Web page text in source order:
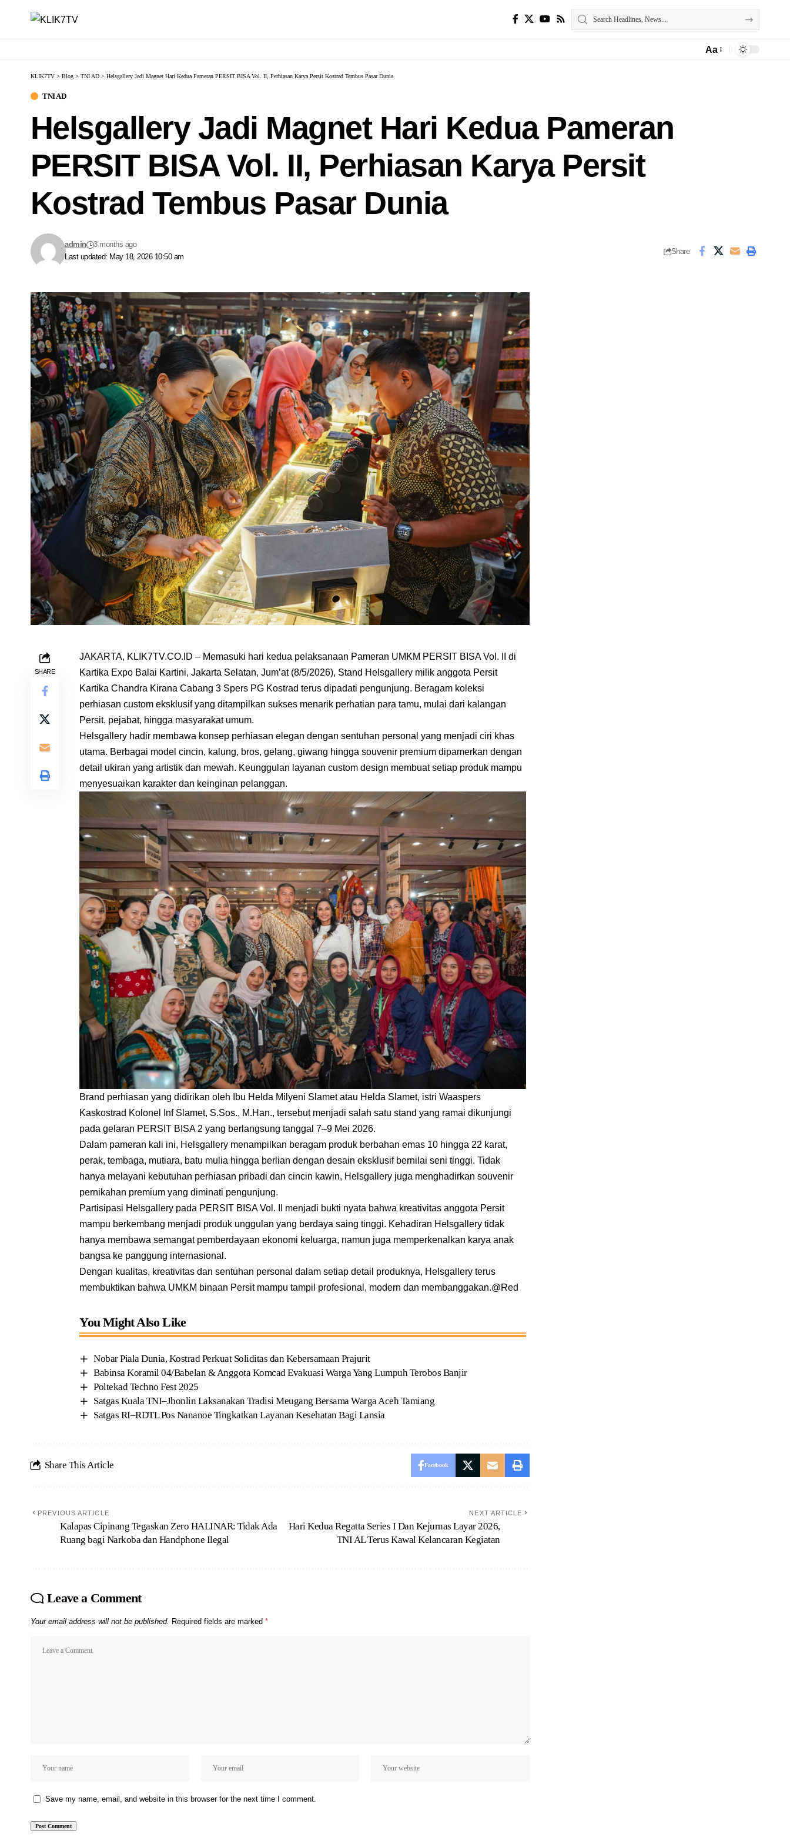
Aa
KLIK7TV > Blog > TNI AD > Helsgallery Jadi Magnet Hari Kedua Pameran PERSIT BISA Vol. II, Perhiasan Karya Persit Kostrad Tembus Pasar Dunia
TNI AD
Helsgallery Jadi Magnet Hari Kedua Pameran
PERSIT BISA Vol. II, Perhiasan Karya Persit
Kostrad Tembus Pasar Dunia
Last updated: May 18, 2026 10:50 am
admin 3 months ago
Share
SHARE
JAKARTA, KLIK7TV.CO.ID – Memasuki hari kedua pelaksanaan Pameran UMKM PERSIT BISA Vol. II di
Kartika Expo Balai Kartini, Jakarta Selatan, Jum’at (8/5/2026), Stand Helsgallery milik anggota Persit
Kartika Chandra Kirana Cabang 3 Spers PG Kostrad terus dipadati pengunjung. Beragam koleksi
perhiasan custom eksklusif yang ditampilkan sukses menarik perhatian para tamu, mulai dari kalangan
Persit, pejabat, hingga masyarakat umum.
Helsgallery hadir membawa konsep perhiasan elegan dengan sentuhan personal yang menjadi ciri khas
utama. Berbagai model cincin, kalung, bros, gelang, giwang hingga souvenir premium dipamerkan dengan
detail ukiran yang artistik dan mewah. Keunggulan layanan custom design membuat setiap produk mampu
menyesuaikan karakter dan keinginan pelanggan.
Brand perhiasan yang didirikan oleh Ibu Helda Milyeni Slamet atau Helda Slamet, istri Waaspers
Kaskostrad Kolonel Inf Slamet, S.Sos., M.Han., tersebut menjadi salah satu stand yang ramai dikunjungi
pada gelaran PERSIT BISA 2 yang berlangsung tanggal 7–9 Mei 2026.
Dalam pameran kali ini, Helsgallery menampilkan beragam produk berbahan emas 10 hingga 22 karat,
perak, tembaga, mutiara, batu mulia hingga berlian dengan desain eksklusif bernilai seni tinggi. Tidak
hanya melayani kebutuhan perhiasan pribadi dan cincin kawin, Helsgallery juga menghadirkan souvenir
pernikahan premium yang diminati pengunjung.
Partisipasi Helsgallery pada PERSIT BISA Vol. II menjadi bukti nyata bahwa kreativitas anggota Persit
mampu berkembang menjadi produk unggulan yang berdaya saing tinggi. Kehadiran Helsgallery tidak
hanya membawa semangat pemberdayaan ekonomi keluarga, namun juga memperkenalkan karya anak
bangsa ke panggung internasional.
Dengan kualitas, kreativitas dan sentuhan personal dalam setiap detail produknya, Helsgallery terus
membuktikan bahwa UMKM binaan Persit mampu tampil profesional, modern dan membanggakan.@Red
You Might Also Like
Nobar Piala Dunia, Kostrad Perkuat Soliditas dan Kebersamaan Prajurit
Babinsa Koramil 04/Babelan & Anggota Komcad Evakuasi Warga Yang Lumpuh Terobos Banjir
Poltekad Techno Fest 2025
Satgas Kuala TNI–Jhonlin Laksanakan Tradisi Meugang Bersama Warga Aceh Tamiang
Satgas RI–RDTL Pos Nananoe Tingkatkan Layanan Kesehatan Bagi Lansia
Share This Article Facebook
PREVIOUS ARTICLE
Kalapas Cipinang Tegaskan Zero HALINAR: Tidak Ada
Ruang bagi Narkoba dan Handphone Ilegal
NEXT ARTICLE
Hari Kedua Regatta Series I Dan Kejurnas Layar 2026,
TNI AL Terus Kawal Kelancaran Kegiatan
Leave a Comment
Your email address will not be published. Required fields are marked *
Save my name, email, and website in this browser for the next time I comment.